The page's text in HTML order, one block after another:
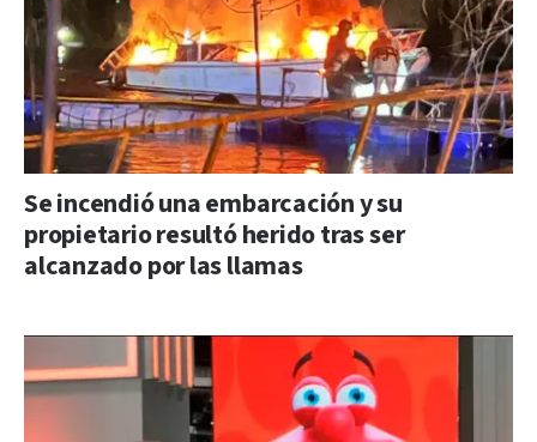
Se incendió una embarcación y su
propietario resultó herido tras ser
alcanzado por las llamas